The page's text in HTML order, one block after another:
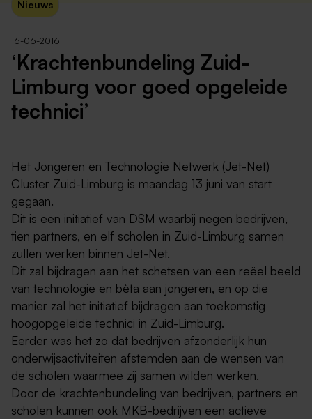
Nieuws
16-06-2016
‘Krachtenbundeling Zuid-
Limburg voor goed opgeleide
technici’
Het Jongeren en Technologie Netwerk (Jet-Net)
Cluster Zuid-Limburg is maandag 13 juni van start
gegaan.
Dit is een initiatief van DSM waarbij negen bedrijven,
tien partners, en elf scholen in Zuid-Limburg samen
zullen werken binnen Jet-Net.
Dit zal bijdragen aan het schetsen van een reëel beeld
van technologie en bèta aan jongeren, en op die
manier zal het initiatief bijdragen aan toekomstig
hoogopgeleide technici in Zuid-Limburg.
Eerder was het zo dat bedrijven afzonderlijk hun
onderwijsactiviteiten afstemden aan de wensen van
de scholen waarmee zij samen wilden werken.
Door de krachtenbundeling van bedrijven, partners en
scholen kunnen ook MKB-bedrijven een actieve